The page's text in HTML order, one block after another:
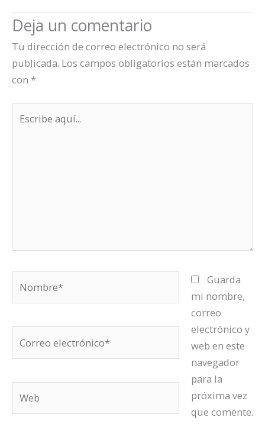
Deja un comentario
Tu dirección de correo electrónico no será
publicada. Los campos obligatorios están marcados
con *
aquí...
electrónico*
Guarda
mi nombre,
correo
electrónico y
web en este
navegador
para la
próxima vez
que comente.